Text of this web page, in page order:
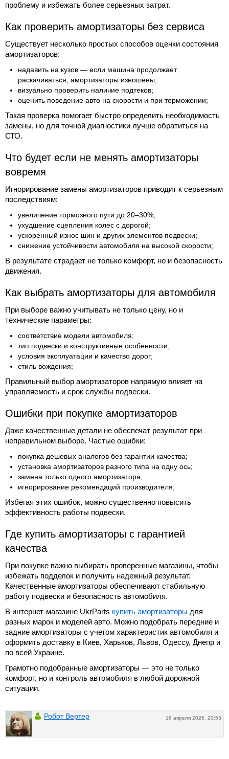
проблему и избежать более серьезных затрат.
Как проверить амортизаторы без сервиса
Существует несколько простых способов оценки состояния
амортизаторов:
надавить на кузов — если машина продолжает
раскачиваться, амортизаторы изношены;
визуально проверить наличие подтеков;
оценить поведение авто на скорости и при торможении;
Такая проверка помогает быстро определить необходимость
замены, но для точной диагностики лучше обратиться на
СТО.
Что будет если не менять амортизаторы
вовремя
Игнорирование замены амортизаторов приводит к серьезным
последствиям:
увеличение тормозного пути до 20–30%;
ухудшение сцепления колес с дорогой;
ускоренный износ шин и других элементов подвески;
снижение устойчивости автомобиля на высокой скорости;
В результате страдает не только комфорт, но и безопасность
движения.
Как выбрать амортизаторы для автомобиля
При выборе важно учитывать не только цену, но и
технические параметры:
соответствие модели автомобиля;
тип подвески и конструктивные особенности;
условия эксплуатации и качество дорог;
стиль вождения;
Правильный выбор амортизаторов напрямую влияет на
управляемость и срок службы подвески.
Ошибки при покупке амортизаторов
Даже качественные детали не обеспечат результат при
неправильном выборе. Частые ошибки:
покупка дешевых аналогов без гарантии качества;
установка амортизаторов разного типа на одну ось;
замена только одного амортизатора;
игнорирование рекомендаций производителя;
Избегая этих ошибок, можно существенно повысить
эффективность работы подвески.
Где купить амортизаторы с гарантией
качества
При покупке важно выбирать проверенные магазины, чтобы
избежать подделок и получить надежный результат.
Качественные амортизаторы обеспечивают стабильную
работу подвески и безопасность автомобиля.
В интернет-магазине UkrParts купить амортизаторы для
разных марок и моделей авто. Можно подобрать передние и
задние амортизаторы с учетом характеристик автомобиля и
оформить доставку в Киев, Харьков, Львов, Одессу, Днепр и
по всей Украине.
Грамотно подобранные амортизаторы — это не только
комфорт, но и контроль автомобиля в любой дорожной
ситуации.
16 апреля 2026, 20:53
Робот Вертер